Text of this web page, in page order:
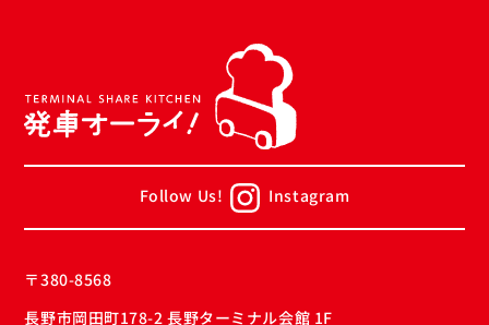
Follow Us! Instagram
〒380-8568
長野市岡田町178-2 長野ターミナル会館 1F